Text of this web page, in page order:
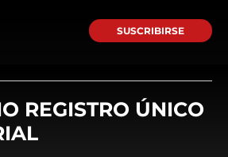
SUSCRIBIRSE
REGISTRO ÚNICO